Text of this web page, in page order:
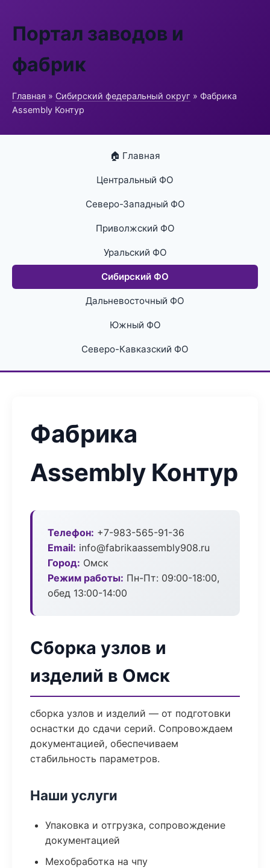
Портал заводов и
фабрик
Главная » Сибирский федеральный округ » Фабрика
Assembly Контур
🏠 Главная
Центральный ФО
Северо-Западный ФО
Приволжский ФО
Уральский ФО
Сибирский ФО
Дальневосточный ФО
Южный ФО
Северо-Кавказский ФО
Фабрика
Assembly Контур
Телефон: +7-983-565-91-36
Email: info@fabrikaassembly908.ru
Город: Омск
Режим работы: Пн-Пт: 09:00-18:00,
обед 13:00-14:00
Сборка узлов и
изделий в Омск
сборка узлов и изделий — от подготовки
оснастки до сдачи серий. Сопровождаем
документацией, обеспечиваем
стабильность параметров.
Наши услуги
Упаковка и отгрузка, сопровождение
документацией
Мехобработка на чпу